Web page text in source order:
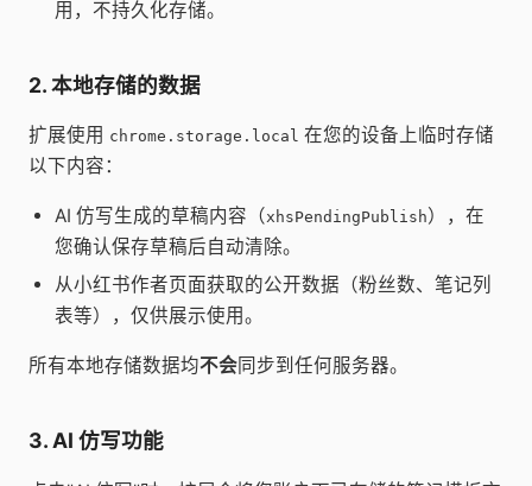
用，不持久化存储。
2. 本地存储的数据
扩展使用 chrome.storage.local 在您的设备上临时存储
以下内容：
AI 仿写生成的草稿内容（xhsPendingPublish），在
您确认保存草稿后自动清除。
从小红书作者页面获取的公开数据（粉丝数、笔记列
表等），仅供展示使用。
所有本地存储数据均不会同步到任何服务器。
3. AI 仿写功能